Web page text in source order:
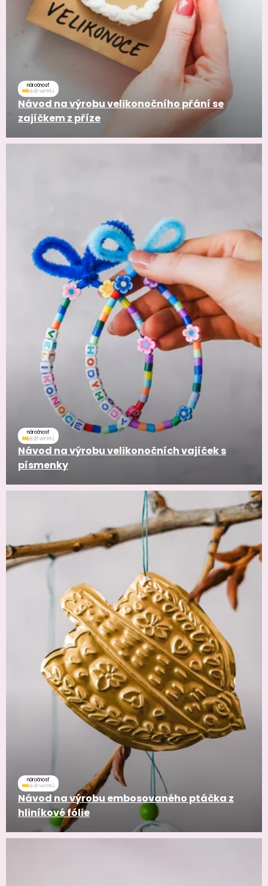
náročnosť
Návod na výrobu velikonočního přání se
zajíčkem z příze
náročnosť
Návod na výrobu velikonočních vajíček s
písmenky
náročnosť
Návod na výrobu embosovaného ptáčka z
hliníkové fólie